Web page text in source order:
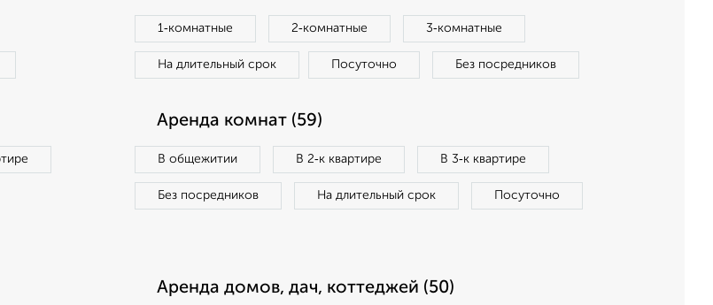
1‑комнатные 2‑комнатные 3‑комнатные
На длительный срок Посуточно Без посредников
Аренда комнат (59)
В общежитии В 2‑к квартире В 3‑к квартире
Без посредников На длительный срок Посуточно
Аренда домов, дач, коттеджей (50)